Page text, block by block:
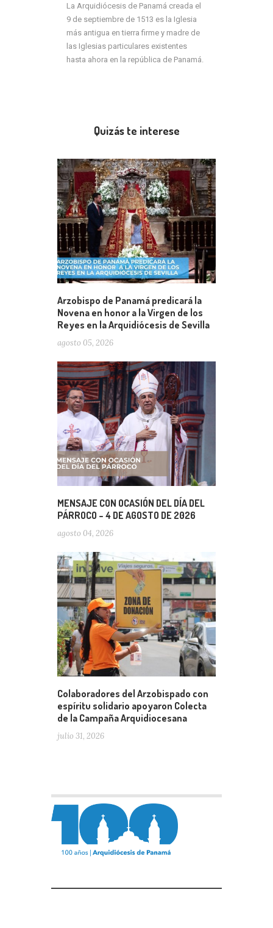
La Arquidiócesis de Panamá creada el
9 de septiembre de 1513 es la Iglesia
más antigua en tierra firme y madre de
las Iglesias particulares existentes
hasta ahora en la república de Panamá.
Quizás te interese
Arzobispo de Panamá predicará la
Novena en honor a la Virgen de los
Reyes en la Arquidiócesis de Sevilla
agosto 05, 2026
MENSAJE CON OCASIÓN DEL DÍA DEL
PÁRROCO – 4 DE AGOSTO DE 2026
agosto 04, 2026
Colaboradores del Arzobispado con
espíritu solidario apoyaron Colecta
de la Campaña Arquidiocesana
julio 31, 2026